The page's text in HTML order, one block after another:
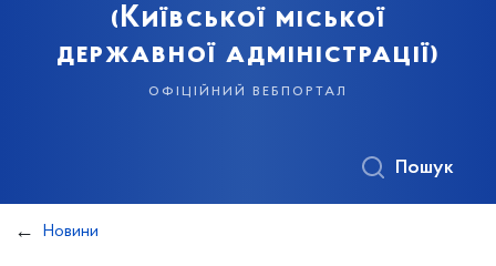
(Київської міської
державної адміністрації)
офіційний вебпортал
Пошук
Новини